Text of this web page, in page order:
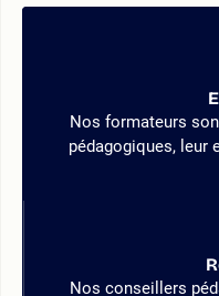
Nos formateurs
pédagogiques, leur
Nos conseillers